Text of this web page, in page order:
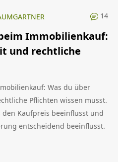
14
Immobilienkauf:
und rechtliche
Was du über
Pflichten wissen musst.
den Kaufpreis beeinflusst und
entscheidend beeinflusst.